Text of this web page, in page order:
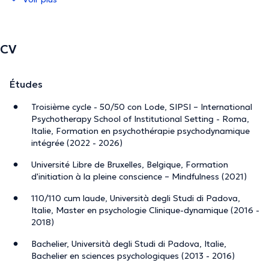
presso la cooperativa Dreams Onlus a Roma, fornendo
approccio psicologico è psicodinamico-psicoanalitico.
Ricevo pazienti che affrontano diverse difficoltà, come
ansia, depressione, lutti, difficoltà familiari e
problematiche lavorative.
Accompagno inoltre persone che stanno attraversando
periodi di stress, transizioni di vita o momenti di
riflessione personale. Il mio obiettivo è offrire uno spazio
di ascolto accogliente e riservato, che permetta a
ciascuno di esprimere le proprie emozioni e ritrovare un
CV
Études
Troisième cycle - 50/50 con Lode, SIPSI – International
Psychotherapy School of Institutional Setting - Roma,
Italie, Formation en psychothérapie psychodynamique
intégrée (2022 - 2026)
Université Libre de Bruxelles, Belgique, Formation
d'initiation à la pleine conscience – Mindfulness (2021)
110/110 cum laude, Università degli Studi di Padova,
Italie, Master en psychologie Clinique-dynamique (2016 -
2018)
Bachelier, Università degli Studi di Padova, Italie,
Bachelier en sciences psychologiques (2013 - 2016)